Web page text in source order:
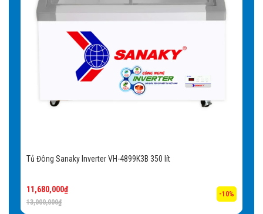
Tủ Đông Sanaky Inverter VH-4899K3B 350 lít
13,000,000₫
11,680,000₫
-10%